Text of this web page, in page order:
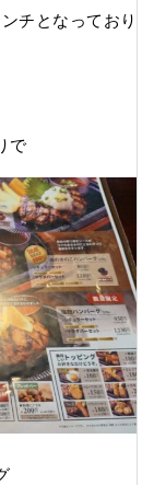
チとなっており
で